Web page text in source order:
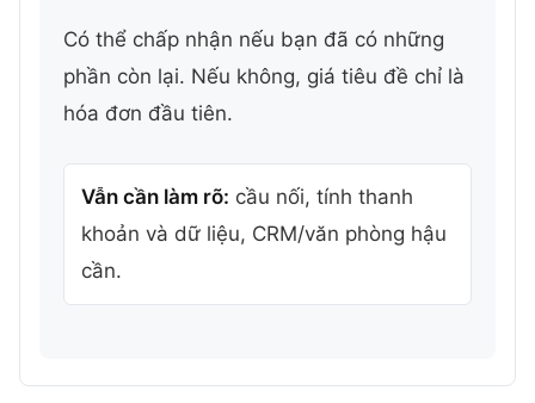
Có thể chấp nhận nếu bạn đã có những
phần còn lại. Nếu không, giá tiêu đề chỉ là
hóa đơn đầu tiên.
Vẫn cần làm rõ: cầu nối, tính thanh
khoản và dữ liệu, CRM/văn phòng hậu
cần.